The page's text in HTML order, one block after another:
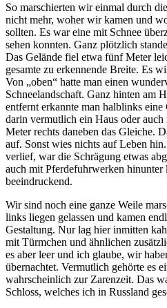
So marschierten wir einmal durch
nicht mehr, woher wir kamen und
sollten. Es war eine mit Schnee
sehen konnten. Ganz plötzlich
Das Gelände fiel etwa fünf Meter
gesamte zu erkennende Breite. Es
Von
oben
hatte man einen
Schneelandschaft. Ganz hinten am
entfernt erkannte man halblinks
darin vermutlich ein Haus oder
Meter rechts daneben das Gleiche.
auf. Sonst wies nichts auf Leben
verlief, war die Schrägung etwas
auch mit Pferdefuhrwerken hinunter
beeindruckend.
Wir sind noch eine ganze Weile
links liegen gelassen und kamen
Gestaltung. Nur lag hier inmitten
mit Türmchen und ähnlichen
es aber leer und ich glaube, wir
übernachtet. Vermutlich gehörte es
wahrscheinlich zur Zarenzeit. Das
Schloss, welches ich in Russland